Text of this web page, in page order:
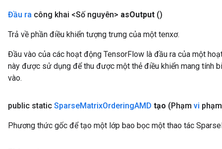
Đầu ra công khai <Số nguyên> asOutput ()
Trả về phần điều khiển tượng trưng của một tenxơ.
Đầu vào của các hoạt động TensorFlow là đầu ra của một
này được sử dụng để thu được một thẻ điều khiển mang tính
vào.
public static SparseMatrixOrderingAMD tạo (Phạm vi
Phương thức gốc để tạo một lớp bao bọc một thao tác